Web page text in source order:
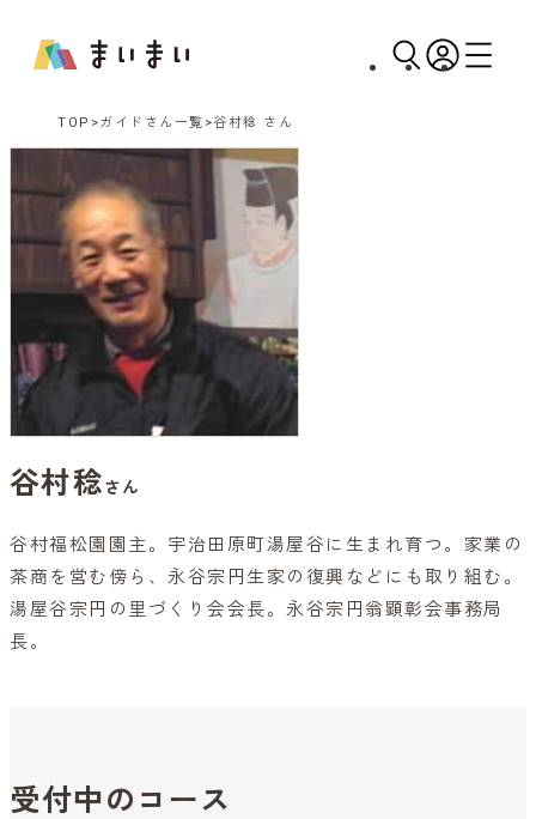
TOP ガイドさん一覧 谷村稔 さん
谷村稔さん
谷村福松園園主。宇治田原町湯屋谷に生まれ育つ。家業の
茶商を営む傍ら、永谷宗円生家の復興などにも取り組む。
湯屋谷宗円の里づくり会会長。永谷宗円翁顕彰会事務局
長。
受付中のコース